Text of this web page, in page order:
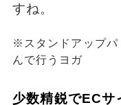
すね。
※スタンドアップパ
んで行うヨガ
少数精鋭でECサ